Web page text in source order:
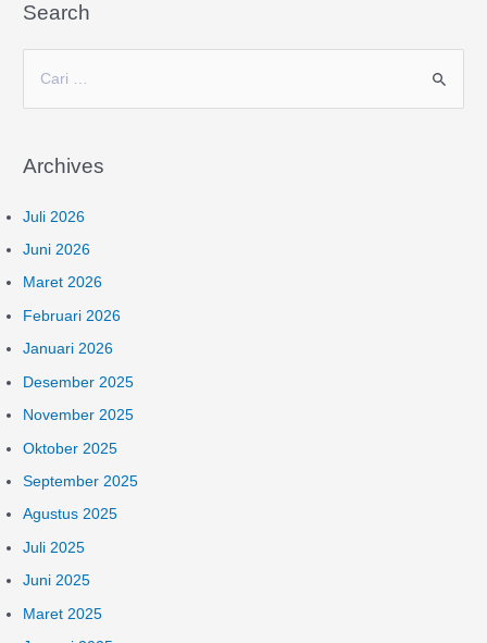
Search
a
i
u
k
:
Archives
Juli 2026
Juni 2026
Maret 2026
Februari 2026
Januari 2026
Desember 2025
November 2025
Oktober 2025
September 2025
Agustus 2025
Juli 2025
Juni 2025
Maret 2025